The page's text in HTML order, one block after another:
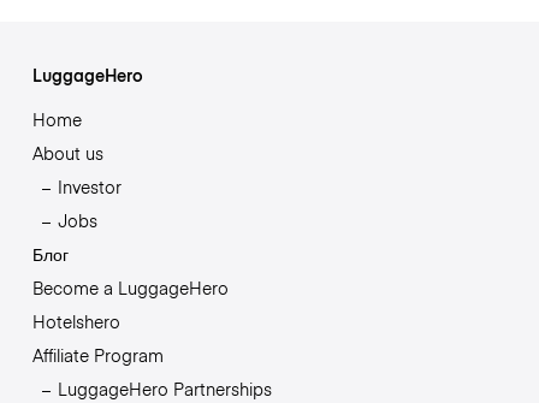
LuggageHero
Home
About us
Investor
Jobs
Блог
Become a LuggageHero
Hotelshero
Affiliate Program
LuggageHero Partnerships